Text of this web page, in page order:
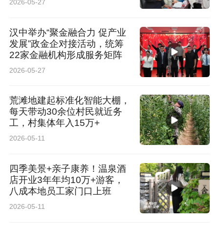
2026-05-27
汉中举办“聚金融合力 促产业
发展”政金企对接活动，统筹
22家金融机构形成服务矩阵
2026-05-27
荒滩地建起标准化智能大棚，
每天带动30余位村民就近务
工，村集体年入15万+
2026-05-11
四季美景+亲子康养！温泉酒
店开业3年年均10万+游客，
八成本地员工家门口上班
2026-05-11